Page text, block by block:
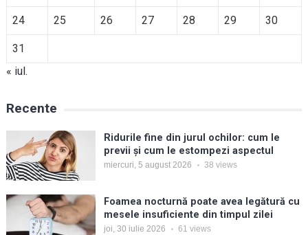
24 25 26 27 28 29 30
31
« iul.
Recente
Ridurile fine din jurul ochilor: cum le
previi și cum le estompezi aspectul
miercuri, 5 august 2026 38 views
Foamea nocturnă poate avea legătură cu
mesele insuficiente din timpul zilei
joi, 30 iulie 2026 61 views